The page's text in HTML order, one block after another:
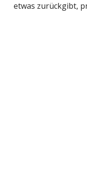
etwas zurückgibt,